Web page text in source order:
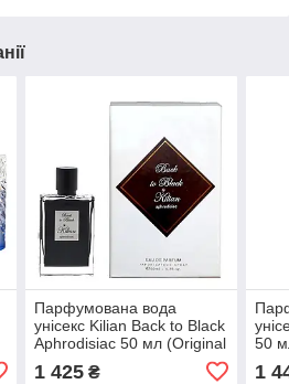
Парфумована вода
унісекс Kilian Back to Black
Aphrodisiac 50 мл (Original
1 425₴
50
1